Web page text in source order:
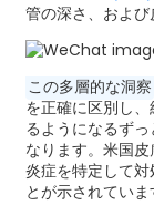
管の深さ、および
この多層的な洞察
を正確に区別し
るようになるず
なります。米国
炎症を特定して
とが示されていま